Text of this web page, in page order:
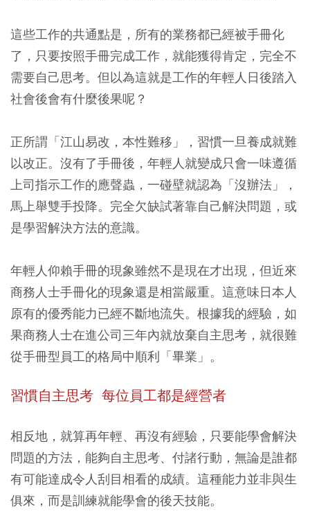
這些工作的共通點是，所有的業務都已經被手冊化
了，只要按照手冊完成工作，就能獲得肯定，完全不
需要自己思考。但以為這就是工作的年輕人日後踏入
社會後會有什麼後果呢？
正所謂「江山易改，本性難移」，習慣一旦養成就難
以改正。沒有了手冊後，年輕人就變成只會一味遵循
上司指示工作的應聲蟲，一碰壁就認為「沒辦法」，
馬上舉雙手投降。完全欠缺試著靠自己解決問題，或
是學習解決方法的意識。
年輕人仰賴手冊的現象雖然不是現在才出現，但近來
商務人士手冊化的現象還是相當嚴重。這意味日本人
原有的優秀能力已經不斷地流失。根據我的經驗，如
果商務人士在進公司三年內就放棄自主思考，就很難
從手冊型員工的格局中順利「畢業」。
習慣自主思考 每位員工都是經營者
相反地，就算再年輕、再沒有經驗，只要能學會解決
問題的方法，能夠自主思考、付諸行動，無論是誰都
有可能達成令人刮目相看的成績。這種能力並非與生
俱來，而是訓練就能學會的後天技能。